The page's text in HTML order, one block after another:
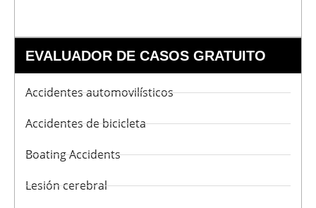
EVALUADOR DE CASOS GRATUITO
Accidentes automovilísticos
Accidentes de bicicleta
Boating Accidents
Lesión cerebral